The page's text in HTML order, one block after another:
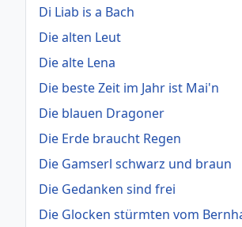
Di Liab is a Bach
Die alten Leut
Die alte Lena
Die beste Zeit im Jahr ist Mai'n
Die blauen Dragoner
Die Erde braucht Regen
Die Gamserl schwarz und braun
Die Gedanken sind frei
Die Glocken stürmten vom